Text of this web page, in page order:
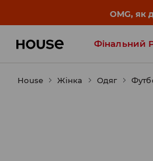
-
Фінальний
Influencers'
House Жінка Одяг